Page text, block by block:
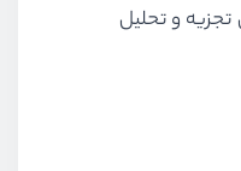
تجزیه و تحلیل